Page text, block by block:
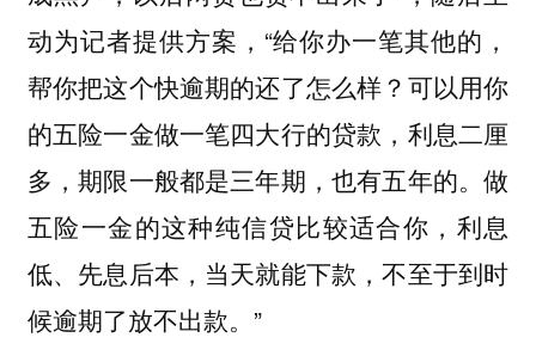
动为记者提供方案，“给你办一笔其他的，
帮你把这个快逾期的还了怎么样？可以用你
的五险一金做一笔四大行的贷款，利息二厘
多，期限一般都是三年期，也有五年的。做
五险一金的这种纯信贷比较适合你，利息
低、先息后本，当天就能下款，不至于到时
候逾期了放不出款。”